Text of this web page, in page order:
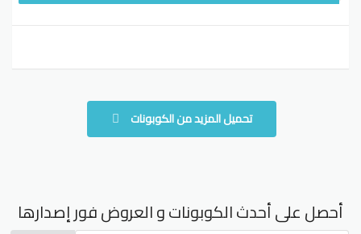
تحميل المزيد من الكوبونات
أحصل على أحدث الكوبونات و العروض فور إصدارها